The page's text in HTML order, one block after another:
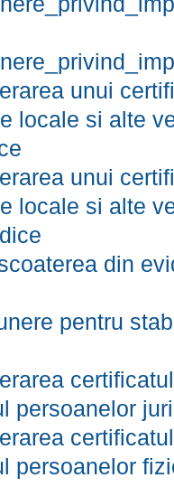
unui
locale si alte
unui
locale si alte
din
pentru
persoanelor
persoanelor